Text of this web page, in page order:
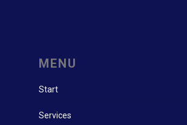
MENU
Start
Services